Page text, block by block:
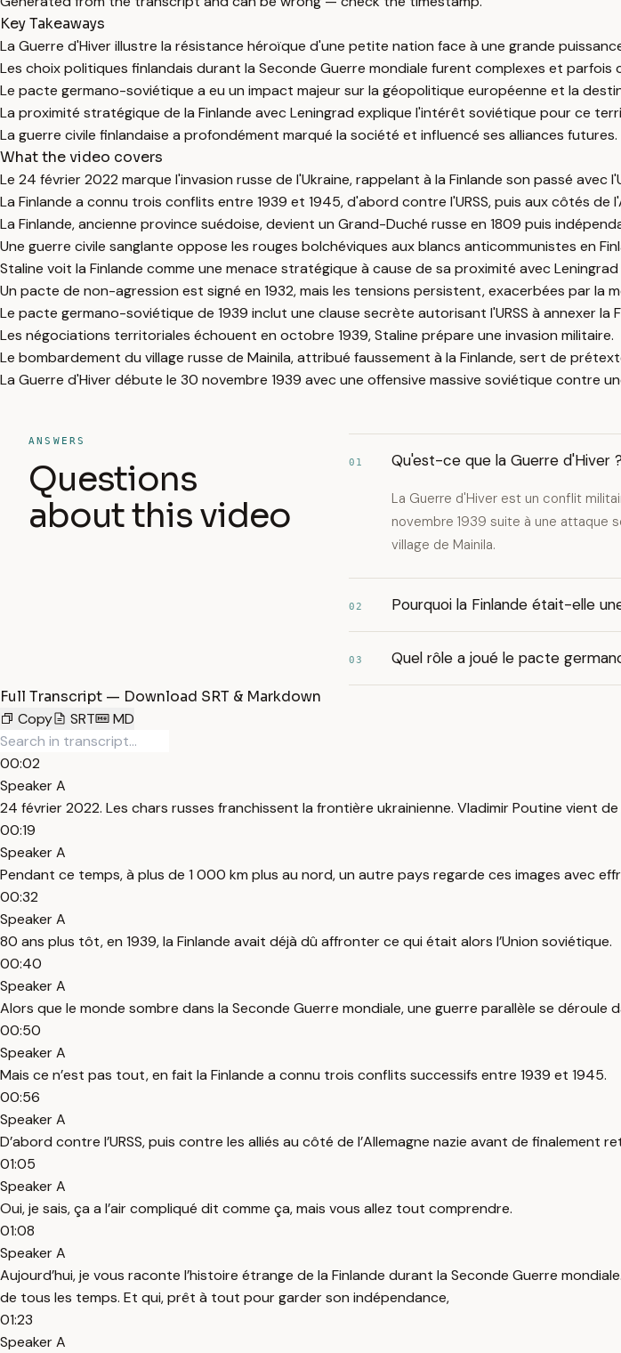
Key Takeaways
La Guerre d'Hiver illustre la résistance héroïque d'une petite nation face à une grande
Les choix politiques finlandais durant la Seconde Guerre mondiale furent complexes et parfois
Le pacte germano-soviétique a eu un impact majeur sur la géopolitique européenne et la
La proximité stratégique de la Finlande avec Leningrad explique l'intérêt soviétique pour ce
La guerre civile finlandaise a profondément marqué la société et influencé ses alliances futures.
What the video covers
Le 24 février 2022 marque l'invasion russe de l'Ukraine, rappelant à la Finlande son passé avec
La Finlande a connu trois conflits entre 1939 et 1945, d'abord contre l'URSS, puis aux côtés de
La Finlande, ancienne province suédoise, devient un Grand-Duché russe en 1809 puis
Une guerre civile sanglante oppose les rouges bolchéviques aux blancs anticommunistes en
Staline voit la Finlande comme une menace stratégique à cause de sa proximité avec
Un pacte de non-agression est signé en 1932, mais les tensions persistent, exacerbées par la
Le pacte germano-soviétique de 1939 inclut une clause secrète autorisant l'URSS à annexer la
Les négociations territoriales échouent en octobre 1939, Staline prépare une invasion militaire.
Le bombardement du village russe de Mainila, attribué faussement à la Finlande, sert de
La Guerre d'Hiver débute le 30 novembre 1939 avec une offensive massive soviétique contre
ANSWERS
Questions
about this video
01 Qu'est-ce que la Guerre d'Hiver
La Guerre d'Hiver est un conflit
novembre 1939 suite à une attaque
village de Mainila.
02 Pourquoi la Finlande était-elle
03 Quel rôle a joué le pacte
Full Transcript — Download SRT & Markdown
Copy
SRT MD
00:02
Speaker A
24 février 2022. Les chars russes franchissent la frontière ukrainienne. Vladimir Poutine vient
00:19
Speaker A
Pendant ce temps, à plus de 1 000 km plus au nord, un autre pays regarde ces images avec
00:32
Speaker A
80 ans plus tôt, en 1939, la Finlande avait déjà dû affronter ce qui était alors l’Union soviétique.
00:40
Speaker A
Alors que le monde sombre dans la Seconde Guerre mondiale, une guerre parallèle se déroule
00:50
Speaker A
Mais ce n’est pas tout, en fait la Finlande a connu trois conflits successifs entre 1939 et 1945.
00:56
Speaker A
D’abord contre l’URSS, puis contre les alliés au côté de l’Allemagne nazie avant de finalement
01:05
Speaker A
Oui, je sais, ça a l’air compliqué dit comme ça, mais vous allez tout comprendre.
01:08
Speaker A
Aujourd’hui, je vous raconte l’histoire étrange de la Finlande durant la Seconde Guerre
de tous les temps. Et qui, prêt à tout pour garder son indépendance,
01:23
Speaker A